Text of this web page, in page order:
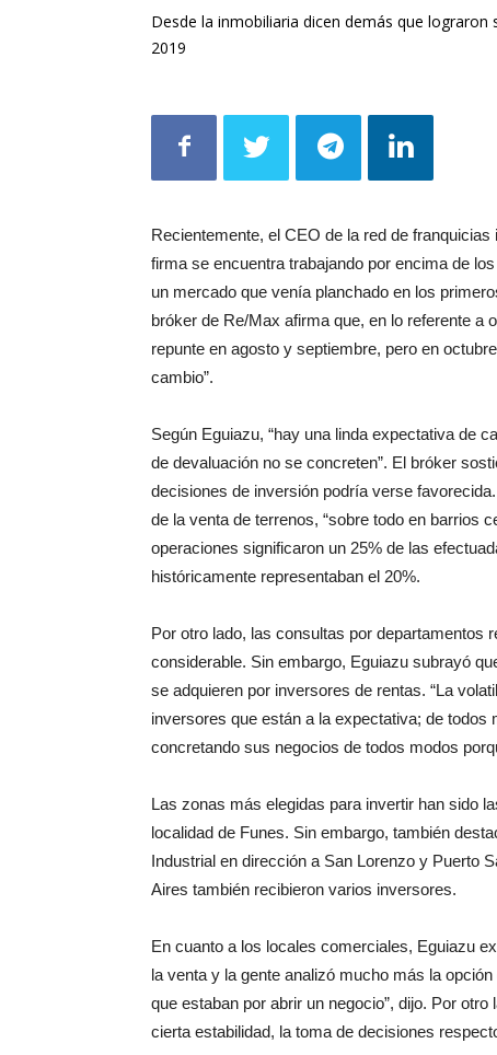
Desde la inmobiliaria dicen demás que lograron
2019
Recientemente, el CEO de la red de
firma se encuentra trabajando por encima de
un mercado que venía planchado en los
bróker de Re/Max afirma que, en lo referente a
repunte en agosto y septiembre, pero en
cambio”.
Según Eguiazu, “hay una linda expectativa de
de devaluación no se concreten”. El bróker
decisiones de inversión podría verse
de la venta de terrenos, “sobre todo en barrios
operaciones significaron un 25% de las
históricamente representaban el 20%.
Por otro lado, las consultas por departamentos
considerable. Sin embargo, Eguiazu subrayó
se adquieren por inversores de rentas. “La
inversores que están a la expectativa; de todos
concretando sus negocios de todos modos
Las zonas más elegidas para invertir han sido
localidad de Funes. Sin embargo, también
Industrial en dirección a San Lorenzo y Puerto
Aires también recibieron varios inversores.
En cuanto a los locales comerciales, Eguiazu
la venta y la gente analizó mucho más la
que estaban por abrir un negocio”, dijo. Por
cierta estabilidad, la toma de decisiones